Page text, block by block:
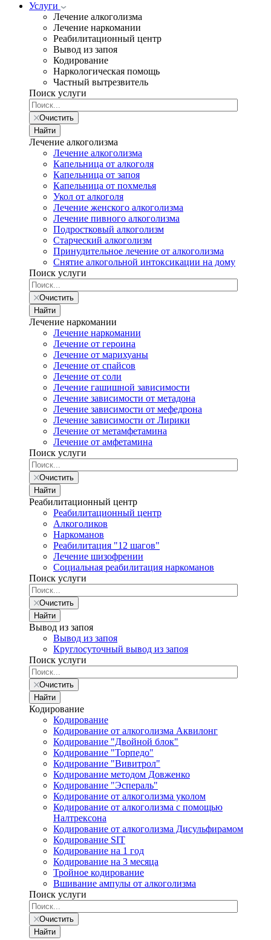
Услуги
Лечение алкоголизма
Лечение наркомании
Реабилитационный центр
Вывод из запоя
Кодирование
Наркологическая помощь
Частный вытрезвитель
Поиск услуги
Очистить
Найти
Лечение алкоголизма
Лечение алкоголизма
Капельница от алкоголя
Капельница от запоя
Капельница от похмелья
Укол от алкоголя
Лечение женского алкоголизма
Лечение пивного алкоголизма
Подростковый алкоголизм
Старческий алкоголизм
Принудительное лечение от алкоголизма
Снятие алкогольной интоксикации на дому
Поиск услуги
Очистить
Найти
Лечение наркомании
Лечение наркомании
Лечение от героина
Лечение от марихуаны
Лечение от спайсов
Лечение от соли
Лечение гашишной зависимости
Лечение зависимости от метадона
Лечение зависимости от мефедрона
Лечение зависимости от Лирики
Лечение от метамфетамина
Лечение от амфетамина
Поиск услуги
Очистить
Найти
Реабилитационный центр
Реабилитационный центр
Алкоголиков
Наркоманов
Реабилитация "12 шагов"
Лечение шизофрении
Социальная реабилитация наркоманов
Поиск услуги
Очистить
Найти
Вывод из запоя
Вывод из запоя
Круглосуточный вывод из запоя
Поиск услуги
Очистить
Найти
Кодирование
Кодирование
Кодирование от алкоголизма Аквилонг
Кодирование "Двойной блок"
Кодирование "Торпедо"
Кодирование "Вивитрол"
Кодирование методом Довженко
Кодирование "Эспераль"
Кодирование от алкоголизма уколом
Кодирование от алкоголизма с помощью
Налтрексона
Кодирование от алкоголизма Дисульфирамом
Кодирование SIT
Кодирование на 1 год
Кодирование на 3 месяца
Тройное кодирование
Вшивание ампулы от алкоголизма
Поиск услуги
Очистить
Найти